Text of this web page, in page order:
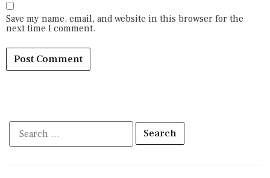
Save my name, email, and website in this browser for the
next time I comment.